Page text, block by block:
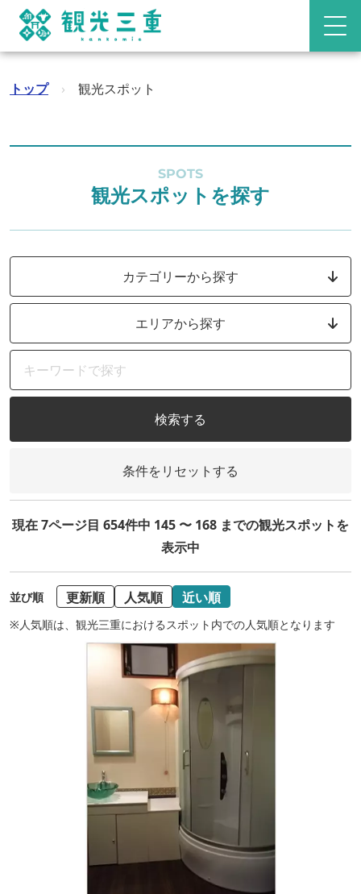
トップ › 観光スポット
SPOTS
観光スポットを探す
カテゴリーから探す
エリアから探す
検索する
条件をリセットする
現在 7ページ目 654件中 145 〜 168 までの観光スポットを
表示中
並び順 更新順 人気順 近い順
※人気順は、観光三重におけるスポット内での人気順となります